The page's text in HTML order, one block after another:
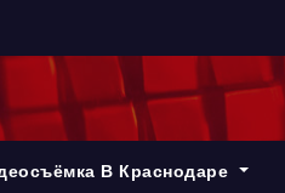
В Краснодаре